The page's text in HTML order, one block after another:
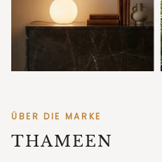
ÜBER DIE MARKE
THAMEEN